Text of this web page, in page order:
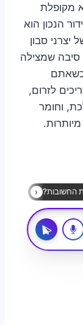
מקופלת
הנכון הוא
סבון
סיבה שמצילה
כשאתם
לזרום,
וחומר